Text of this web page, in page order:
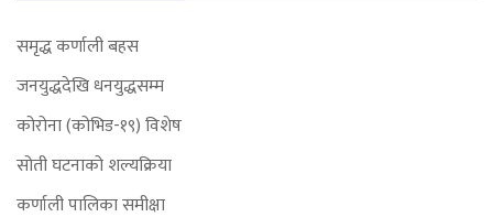
समृद्ध कर्णाली बहस
जनयुद्धदेखि धनयुद्धसम्म
कोरोना (कोभिड-१९) विशेष
सोती घटनाको शल्यक्रिया
कर्णाली पालिका समीक्षा